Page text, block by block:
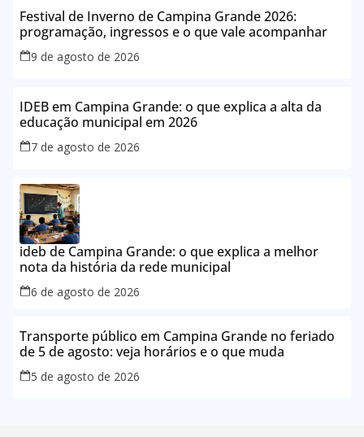
Festival de Inverno de Campina Grande 2026:
programação, ingressos e o que vale acompanhar
9 de agosto de 2026
IDEB em Campina Grande: o que explica a alta da
educação municipal em 2026
7 de agosto de 2026
ideb de Campina Grande: o que explica a melhor
nota da história da rede municipal
6 de agosto de 2026
Transporte público em Campina Grande no feriado
de 5 de agosto: veja horários e o que muda
5 de agosto de 2026